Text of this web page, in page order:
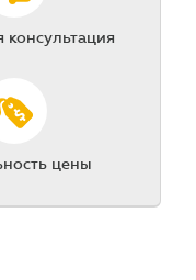
консультация
цены